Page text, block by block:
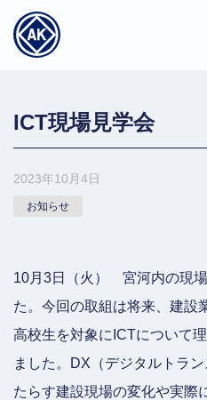
ICT現場見学会
2023年10月4日
お知らせ
10月3日（火） 宮河内の現
た。今回の取組は将来、建設
高校生を対象にICTについて
ました。DX（デジタルトラ
たらす建設現場の変化や実際